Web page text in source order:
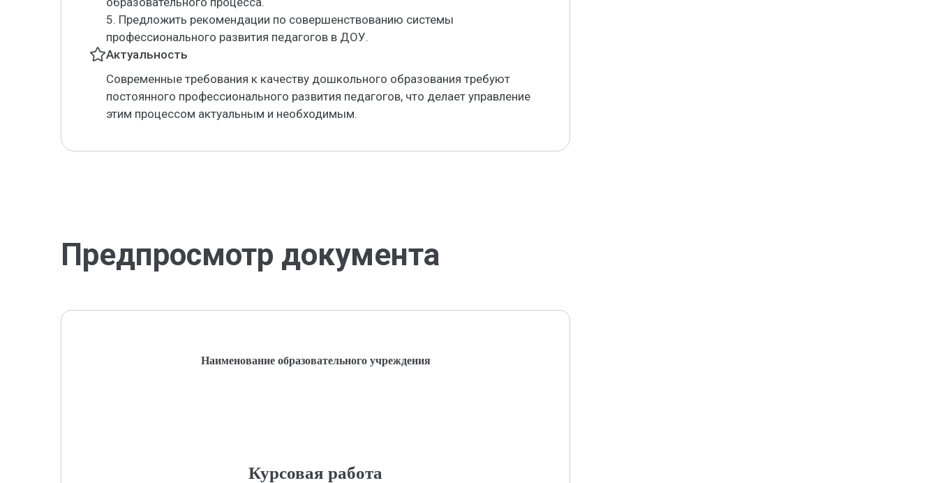
5. Предложить рекомендации по совершенствованию системы
профессионального развития педагогов в ДОУ.
Актуальность
Современные требования к качеству дошкольного образования требуют
постоянного профессионального развития педагогов, что делает управление
этим процессом актуальным и необходимым.
Предпросмотр документа
Наименование образовательного учреждения
Курсовая работа